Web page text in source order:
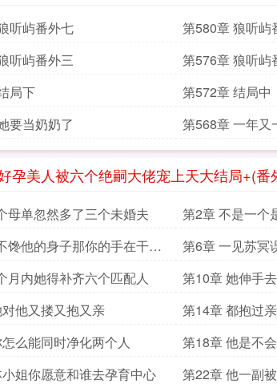
听屿番外七 第580章 狼听屿
听屿番外三
第576章 狼听屿
局下
第572章 结局中
要当奶奶了
第568章 一年又
孕美人被六个绝嗣大佬宠上天大结局+(
母单忽然多了三个未婚夫 第2章 不是一个
馋他的身子那你的手在干什
第6章 一见苏冥
帅了
月内她得补齐六个匹配人
第10章 她伸手
他又搂又抱又亲
第14章 都抱过
么能同时净化两个人 第18章 他是不
姐你愿意和谁去孕育中心 第22章 他一副